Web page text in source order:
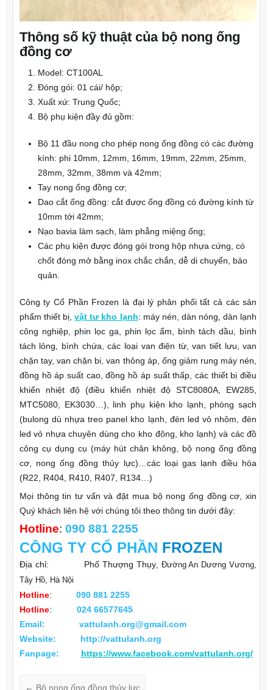
Thông số kỹ thuật của bộ nong ống
đồng cơ
Model: CT100AL
Đóng gói: 01 cái/ hộp;
Xuất xứ: Trung Quốc;
Bộ phụ kiện đầy đủ gồm:
Bộ 11 đầu nong cho phép nong ống đồng có các đường
kính: phi 10mm, 12mm, 16mm, 19mm, 22mm, 25mm,
28mm, 32mm, 38mm và 42mm;
Tay nong ống đồng cơ;
Dao cắt ống đồng: cắt được ống đồng có đường kính từ
10mm tới 42mm;
Nạo bavia làm sạch, làm phẳng miệng ống;
Các phụ kiện được đóng gói trong hộp nhựa cứng, có
chốt đóng mở bằng inox chắc chắn, dễ di chuyển, bảo
quản.
Công ty Cổ Phần Frozen là đại lý phân phối tất cả các sản
phẩm thiết bị,vật tư kho lạnh: máy nén, dàn nóng, dàn lạnh
công nghiệp, phin lọc ga, phin lọc ẩm, bình tách dầu, bình
tách lỏng, bình chứa, các loại van điện từ, van tiết lưu, van
chặn tay, van chặn bi, van thông áp, ống giảm rung máy nén,
đồng hồ áp suất cao, đồng hồ áp suất thấp, các thiết bị điều
khiển nhiệt độ (điều khiển nhiệt độ STC8080A, EW285,
MTC5080, EK3030…), linh phụ kiện kho lạnh, phòng sạch
(bulong dù nhựa treo panel kho lạnh, đèn led vỏ nhôm, đèn
led vỏ nhựa chuyên dùng cho kho đông, kho lạnh) và các đồ
công cụ dụng cụ (máy hút chân không, bộ nong ống đồng
cơ, nong ống đồng thủy lực)…các loại gas lạnh điều hòa
(R22, R404, R410, R407, R134…)
Mọi thông tin tư vấn và đặt mua bộ nong ống đồng cơ, xin
Quý khách liên hệ với chúng tôi theo thông tin dưới đây:
Hotline: 090 881 2255
CÔNG TYCỔ PHẦN FROZEN
Địa chỉ: Phố Thượng Thụy, Đường An Dương Vương,
Tây Hồ, Hà Nội
Hotline:
090 881 2255
Hotline:
024 66577645
Email: vattulanh.org@gmail.com
Website: http://vattulanh.org
Fanpage: https://www.facebook.com/vattulanh.org/
← Bộ nong ống đồng thủy lực